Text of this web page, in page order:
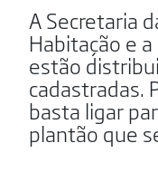
A Secretaria
Habitação e
estão
cadastradas.
basta ligar
plantão que